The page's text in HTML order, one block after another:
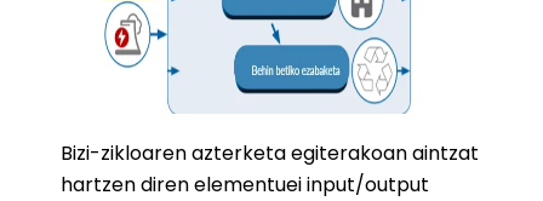
Bizi-zikloaren azterketa egiterakoan aintzat
hartzen diren elementuei input/output